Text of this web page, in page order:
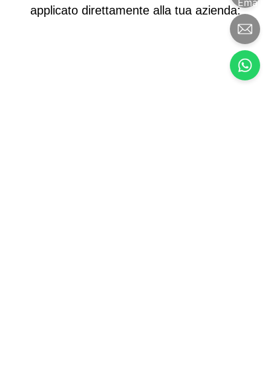
applicato direttamente alla tua azienda: